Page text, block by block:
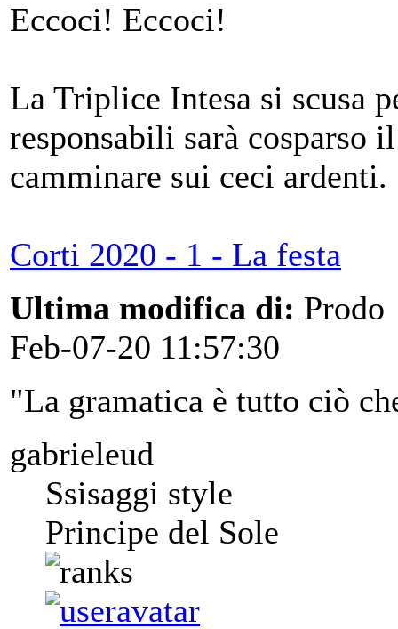
Eccoci! Eccoci!
La Triplice Intesa si scusa
responsabili sarà cosparso
camminare sui ceci ardenti.
Corti 2020 - 1 - La festa
Ultima modifica di: Prodo
Feb-07-20 11:57:30
"La gramatica è tutto ciò
gabrieleud
Ssisaggi style
Principe del Sole